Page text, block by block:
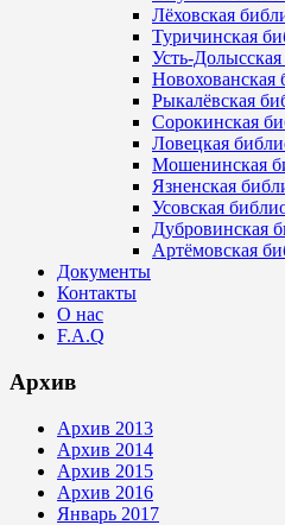
Лёховская
Туричинская
Усть-
Новохованская
Рыкалёвская
Сорокинская
Ловецкая
Мошенинская
Язненская
Усовская
Дубровинская
Артёмовская
Документы
Контакты
О нас
F.A.Q
Архив
Архив 2013
Архив 2014
Архив 2015
Архив 2016
Январь 2017